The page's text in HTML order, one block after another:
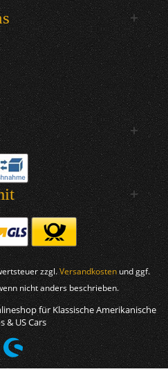
zzgl.Versandkosten und ggf.
nicht anders beschrieben.
für Klassische Amerikanische
& US Cars